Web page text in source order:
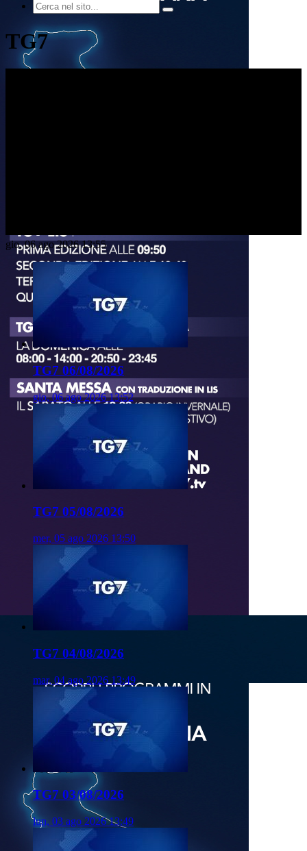
TG7
gio, 06 ago 2026 13:55
TG7 06/08/2026
gio, 06 ago 2026 13:52
TG7 05/08/2026
mer, 05 ago 2026 13:50
TG7 04/08/2026
mar, 04 ago 2026 13:49
TG7 03/08/2026
lun, 03 ago 2026 13:49